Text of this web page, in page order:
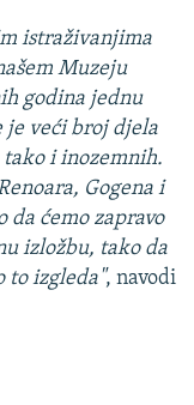
istraživanjima
Muzeju
godina jednu
veći broj djela
i inozemnih.
Gogena i
da ćemo zapravo
izložbu, tako da
to izgleda", navodi